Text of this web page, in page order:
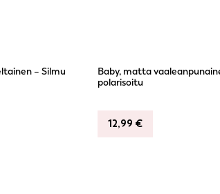
– Silmu
Baby, matta
polarisoitu
12,99 €